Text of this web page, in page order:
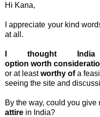
Hi Kana,
I appreciate your kind
at all.
I thought
option worth
or at leastworthy ofa
seeing the site and
By the way, could you
attire in India?